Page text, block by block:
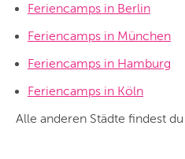
KÖLN
Feriencamps in Berlin
Feriencamps in München
Feriencamps in Hamburg
Feriencamps in Köln
Alle anderen Städte findest